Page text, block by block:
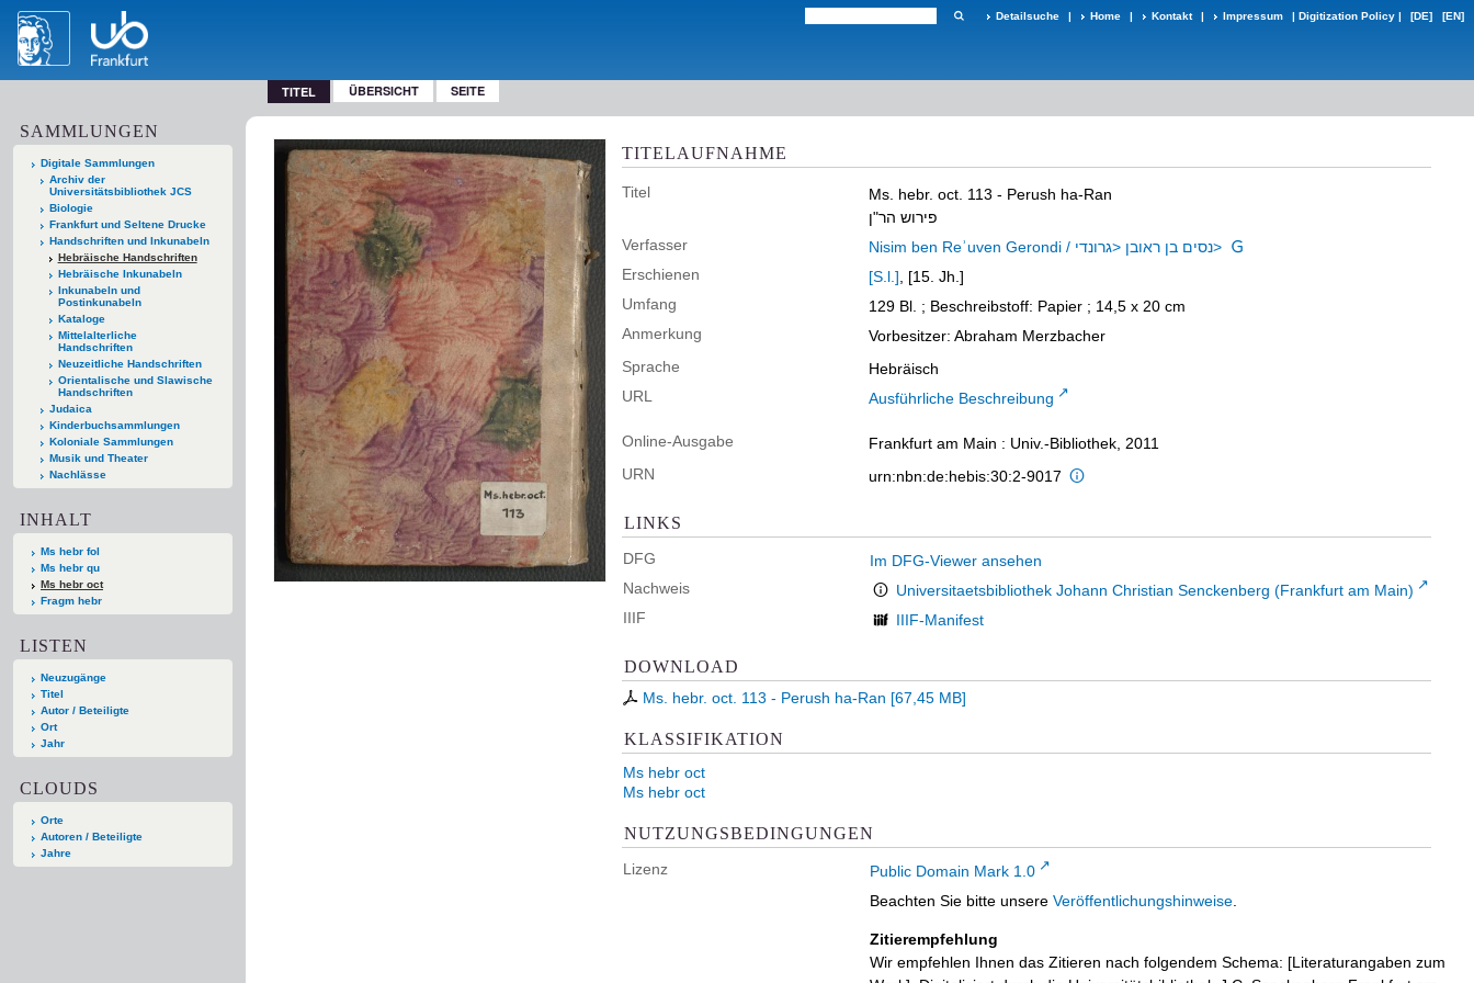
Detailsuche | Home | Kontakt | Impressum | Digitization Policy | [DE] [EN]
TITEL ÜBERSICHT SEITE
SAMMLUNGEN
Digitale Sammlungen
Archiv der
Universitätsbibliothek JCS
Biologie
Frankfurt und Seltene Drucke
Handschriften und Inkunabeln
Hebräische Handschriften
Hebräische Inkunabeln
Inkunabeln und
Postinkunabeln
Kataloge
Mittelalterliche
Handschriften
Neuzeitliche Handschriften
Orientalische und Slawische
Handschriften
Judaica
Kinderbuchsammlungen
Koloniale Sammlungen
Musik und Theater
Nachlässe
INHALT
Ms hebr fol
Ms hebr qu
Ms hebr oct
Fragm hebr
LISTEN
Neuzugänge
Titel
Autor / Beteiligte
Ort
Jahr
CLOUDS
Orte
Autoren / Beteiligte
Jahre
TITELAUFNAHME
Titel
Ms. hebr. oct. 113 - Perush ha-Ran
פירוש הר"ן
Verfasser
Nisim ben Reʾuven Gerondi / נסים בן ראובן <גרונדי>
Erschienen
[S.l.] , [15. Jh.]
Umfang
129 Bl. ; Beschreibstoff: Papier ; 14,5 x 20 cm
Anmerkung
Vorbesitzer: Abraham Merzbacher
Sprache
Hebräisch
URL
Ausführliche Beschreibung
Online-Ausgabe
Frankfurt am Main : Univ.-Bibliothek, 2011
URN
urn:nbn:de:hebis:30:2-9017
LINKS
DFG
Im DFG-Viewer ansehen
Nachweis
Universitaetsbibliothek Johann Christian Senckenberg (Frankfurt am Main)
IIIF
IIIF-Manifest
DOWNLOAD
Ms. hebr. oct. 113 - Perush ha-Ran [67,45 MB]
KLASSIFIKATION
Ms hebr oct
Ms hebr oct
NUTZUNGSBEDINGUNGEN
Lizenz Public Domain Mark 1.0
Beachten Sie bitte unsere Veröffentlichungshinweise
Zitierempfehlung
Wir empfehlen Ihnen das Zitieren nach folgendem Schema: [Literaturangaben zum